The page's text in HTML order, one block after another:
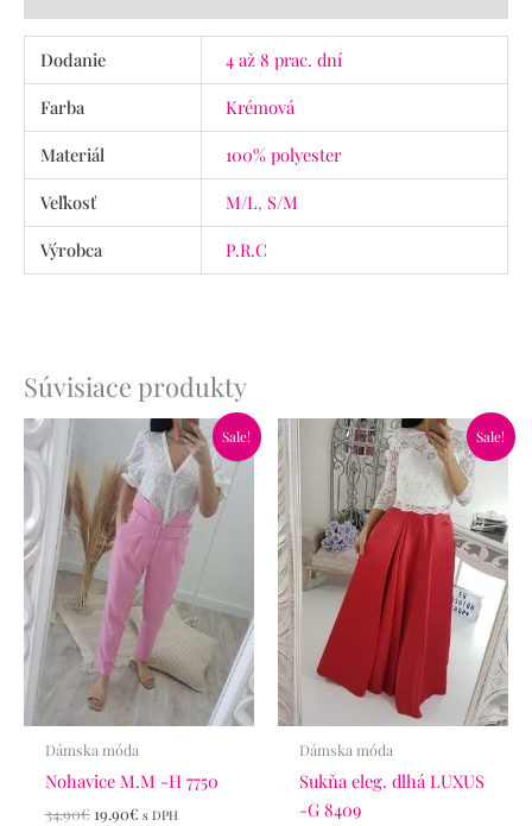
Dodanie
4 až 8 prac. dní
Farba
Krémová
Materiál
100% polyester
Veľkosť
M/L, S/M
Výrobca
P.R.C
Súvisiace produkty
Sale!
Dámska móda
Nohavice M.M -H 7750
34.90€
Pôvodná
bola:
34.90€.
19.90€
Aktuálna
cena
je:
19.90€.
s DPH
Sale!
Dámska móda
Sukňa eleg. dlhá LUXUS
-G 8409
Pôvodná
cena
bola:
65.90€.
Aktuálna
cena
je:
46.90€.